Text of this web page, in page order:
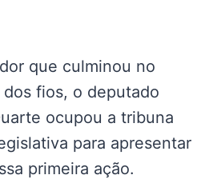
que culminou no
fios, o deputado
ocupou a tribuna
para apresentar
primeira ação.